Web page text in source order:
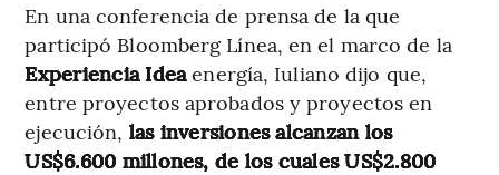
En una conferencia de prensa de la que
participó Bloomberg Línea, en el marco de la
Experiencia Ideaenergía, Iuliano dijo que,
entre proyectos aprobados y proyectos en
ejecución, las inversiones alcanzan los
US$6.600 millones, de los cuales US$2.800